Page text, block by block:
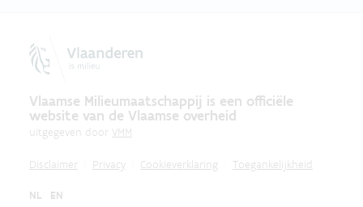
Vlaamse Milieumaatschappij is een officiële
website van de Vlaamse overheid
uitgegeven door VMM
Disclaimer Privacy Cookieverklaring Toegankelijkheid
NL EN